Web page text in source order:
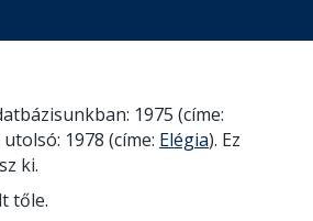
1975 (címe:
utolsó: 1978 (címe: Elégia). Ez
ki.
tőle.